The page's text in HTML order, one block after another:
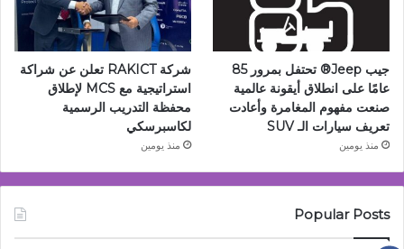
جيب Jeep®️ تحتفل بمرور 85
عامًا على انطلاق أيقونة عالمية
صنعت مفهوم المغامرة وأعادت
تعريف سيارات الـ SUV
منذ يومين
شركة RAKICT تعلن عن شراكة
استراتيجية مع MCS لإطلاق
محفظة التدريب الرسمية
لكاسبرسكي
منذ يومين
Popular Posts